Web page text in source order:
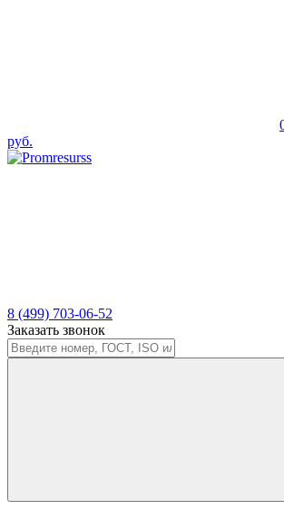
руб.
8 (499) 703-06-52
Заказать звонок